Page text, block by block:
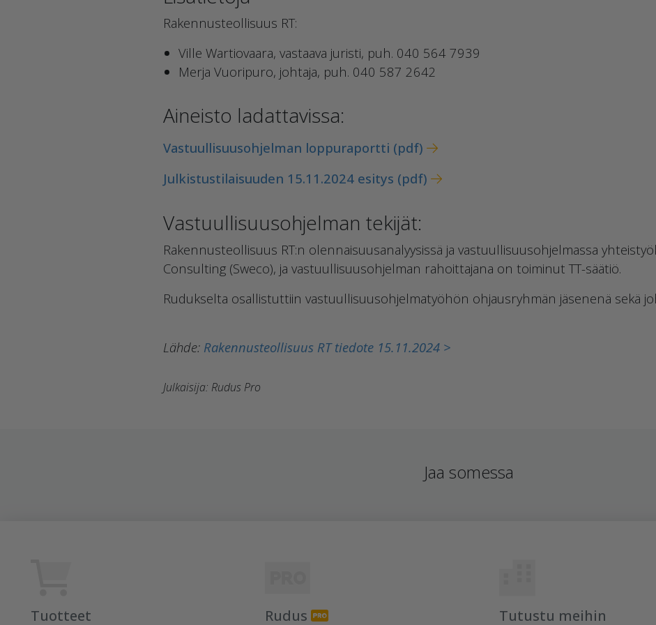
Rakennusteollisuus RT:
Ville Wartiovaara, vastaava juristi, puh. 040 564 7939
Merja Vuoripuro, johtaja, puh. 040 587 2642
Aineisto ladattavissa:
Vastuullisuusohjelman loppuraportti (pdf)
Julkistustilaisuuden 15.11.2024 esitys (pdf)
Vastuullisuusohjelman tekijät:
Rakennusteollisuus RT:n olennaisuusanalyysissä ja vastuullisuusohjelmassa
Consulting (Sweco), ja vastuullisuusohjelman rahoittajana on toiminut TT-säätiö.
Rudukselta osallistuttiin vastuullisuusohjelmatyöhön ohjausryhmän jäsenenä sekä
Lähde: Rakennusteollisuus RT tiedote 15.11.2024 >
Julkaisija: Rudus Pro
Jaa somessa
Tuotteet Rudus Tutustu meihin